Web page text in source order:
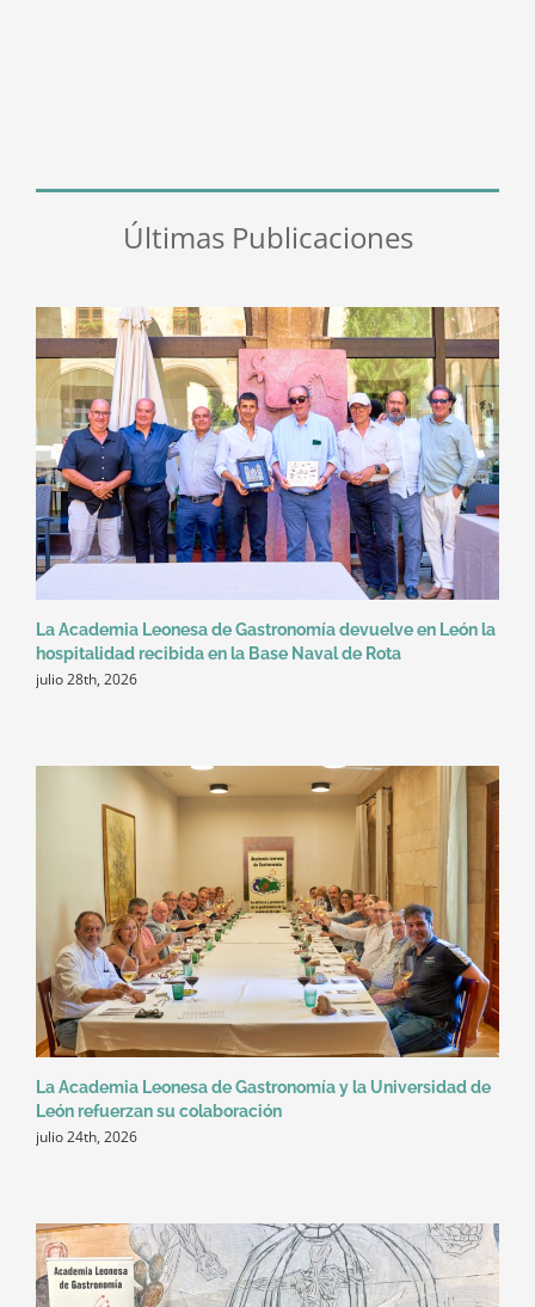
Últimas Publicaciones
La Academia Leonesa de Gastronomía devuelve en León la
hospitalidad recibida en la Base Naval de Rota
julio 28th, 2026
La Academia Leonesa de Gastronomía y la Universidad de
León refuerzan su colaboración
julio 24th, 2026